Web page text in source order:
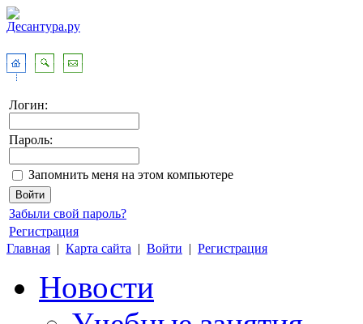
Логин:
Пароль:
Запомнить меня на этом компьютере
Забыли свой пароль?
Регистрация
Главная | Карта сайта | Войти | Регистрация
Новости